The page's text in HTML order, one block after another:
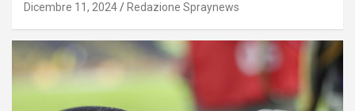
Dicembre 11, 2024 Redazione Spraynews